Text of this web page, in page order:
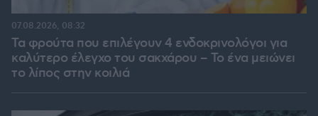
Τα φρούτα που επιλέγουν 4 ενδοκρινολόγοι για
καλύτερο έλεγχο του σακχάρου – Το ένα μειώνει
το λίπος στην κοιλιά
07.08.2026, 08:32